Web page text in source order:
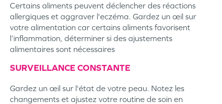
Certains aliments peuvent déclencher des réactions
allergiques et aggraver l'eczéma. Gardez un œil sur
votre alimentation car certains aliments favorisent
l’inflammation, déterminer si des ajustements
alimentaires sont nécessaires
SURVEILLANCE CONSTANTE
Gardez un œil sur l'état de votre peau. Notez les
changements et ajustez votre routine de soin en